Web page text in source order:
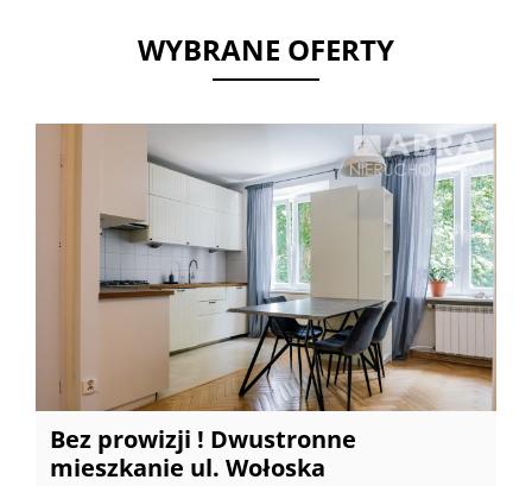
WYBRANE OFERTY
Bez prowizji ! Dwustronne
mieszkanie ul. Wołoska